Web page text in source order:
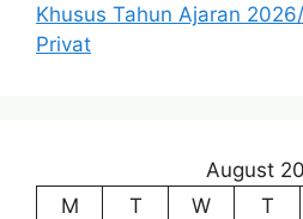
Khusus Tahun Ajaran
Privat
August
M
T W T